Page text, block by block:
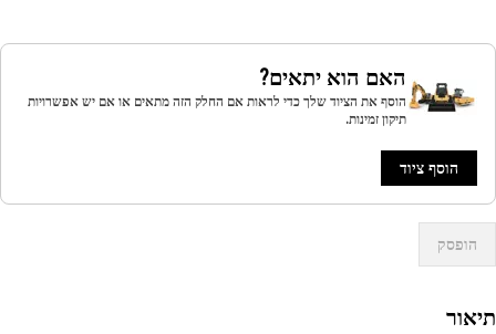
האם הוא יתאים?
הוסף את הציוד שלך כדי לראות אם החלק הזה מתאים או אם יש אפשרויות
תיקון זמינות.
הוסף ציוד
הופסק